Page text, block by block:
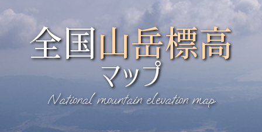
全国山岳標高
マップ
National mountain elevation map